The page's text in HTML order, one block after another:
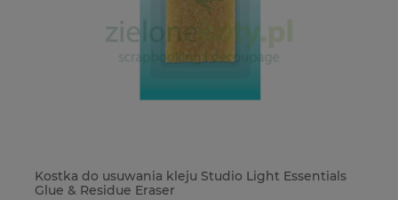
Kostka do usuwania kleju Studio Light Essentials
Glue & Residue Eraser